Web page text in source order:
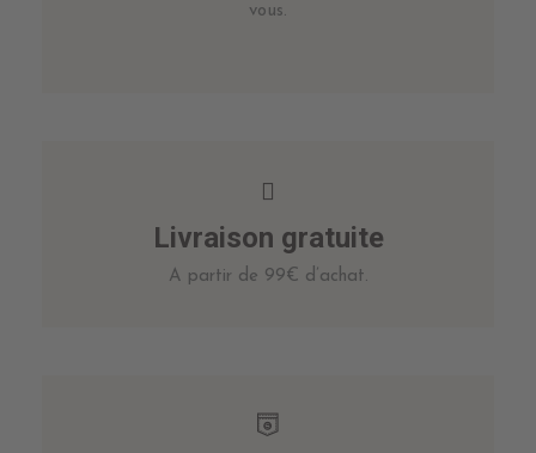
vous.
Livraison gratuite
A partir de 99€ d’achat.